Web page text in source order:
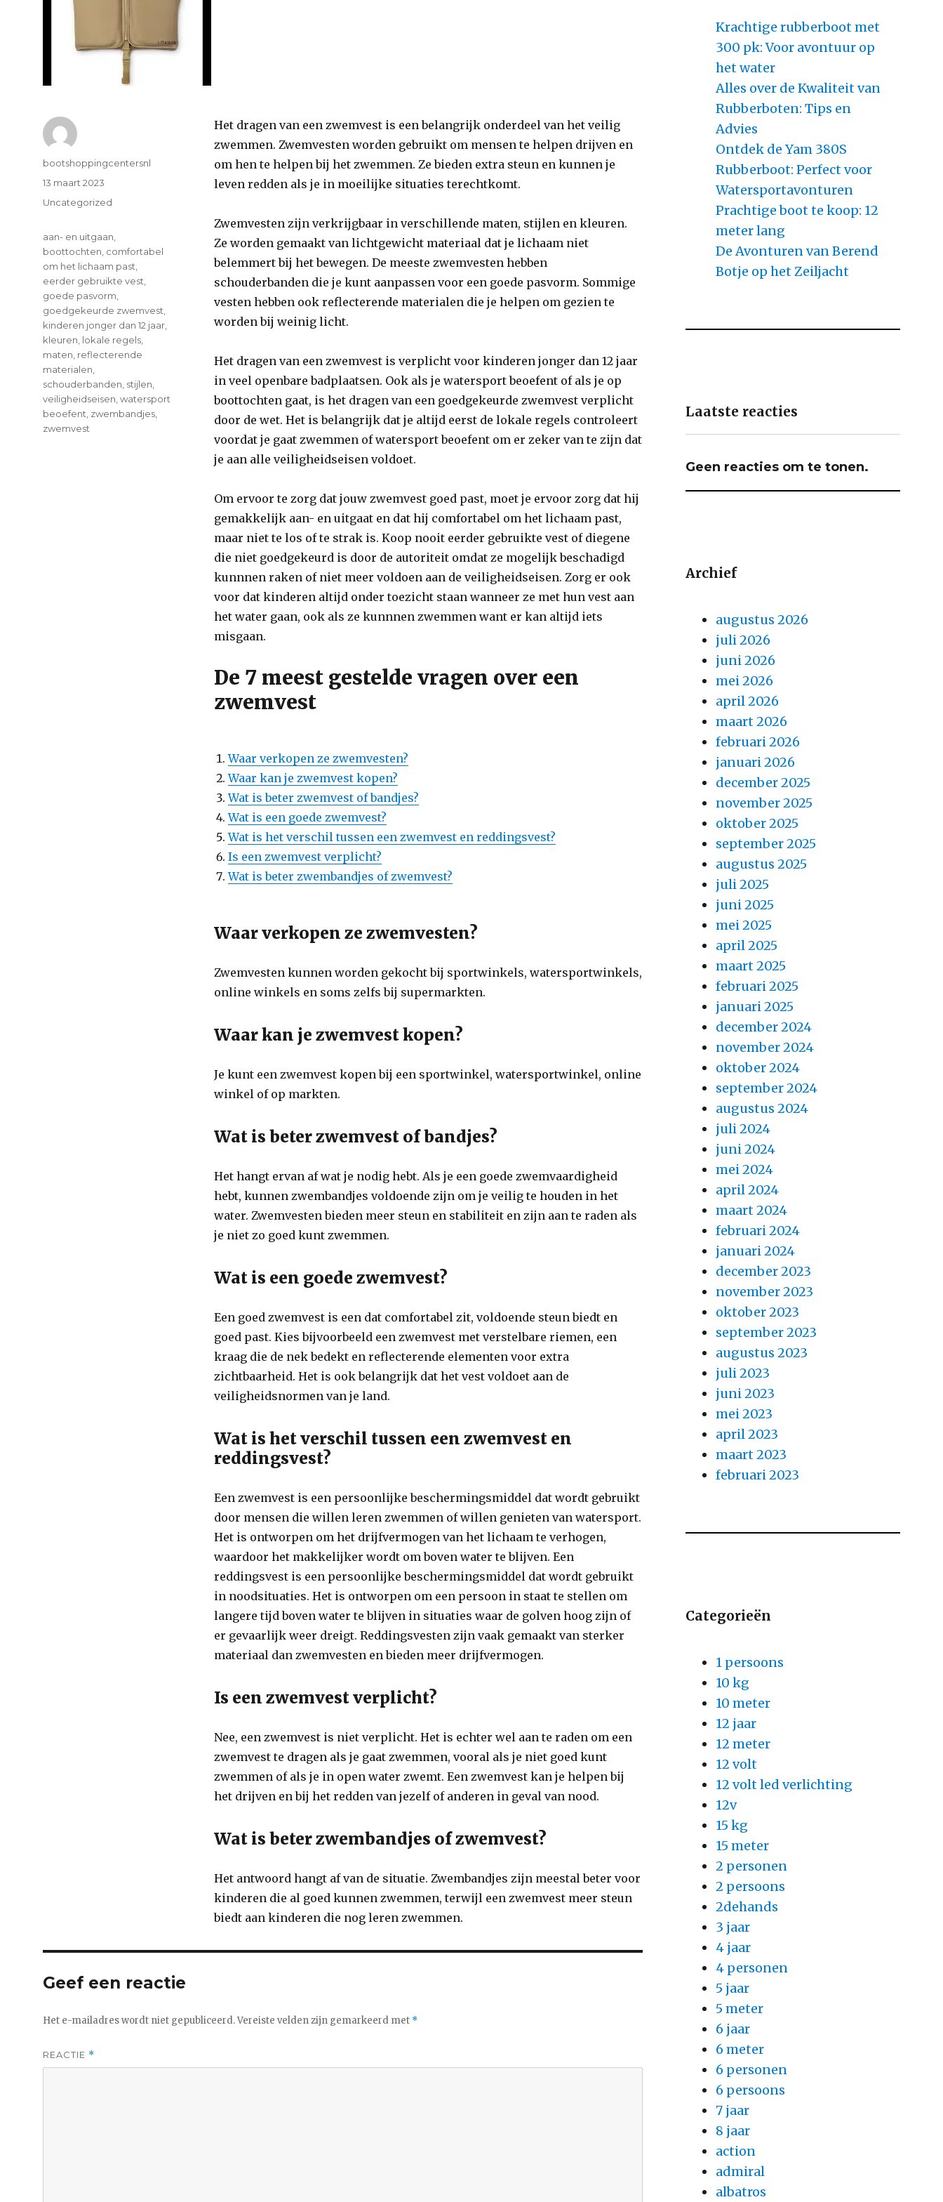
Het dragen van een zwemvest is een belangrijk onderdeel van het veilig
zwemmen. Zwemvesten worden gebruikt om mensen te helpen drijven en
om hen te helpen bij het zwemmen. Ze bieden extra steun en kunnen je
leven redden als je in moeilijke situaties terechtkomt.
Zwemvesten zijn verkrijgbaar in verschillende maten, stijlen en kleuren.
Ze worden gemaakt van lichtgewicht materiaal dat je lichaam niet
belemmert bij het bewegen. De meeste zwemvesten hebben
schouderbanden die je kunt aanpassen voor een goede pasvorm. Sommige
vesten hebben ook reflecterende materialen die je helpen om gezien te
worden bij weinig licht.
Het dragen van een zwemvest is verplicht voor kinderen jonger dan 12 jaar
in veel openbare badplaatsen. Ook als je watersport beoefent of als je op
boottochten gaat, is het dragen van een goedgekeurde zwemvest verplicht
door de wet. Het is belangrijk dat je altijd eerst de lokale regels controleert
voordat je gaat zwemmen of watersport beoefent om er zeker van te zijn dat
je aan alle veiligheidseisen voldoet.
Om ervoor te zorg dat jouw zwemvest goed past, moet je ervoor zorg dat hij
gemakkelijk aan- en uitgaat en dat hij comfortabel om het lichaam past,
maar niet te los of te strak is. Koop nooit eerder gebruikte vest of diegene
die niet goedgekeurd is door de autoriteit omdat ze mogelijk beschadigd
kunnnen raken of niet meer voldoen aan de veiligheidseisen. Zorg er ook
voor dat kinderen altijd onder toezicht staan wanneer ze met hun vest aan
het water gaan, ook als ze kunnnen zwemmen want er kan altijd iets
misgaan.
De 7 meest gestelde vragen over een
zwemvest
Waar verkopen ze zwemvesten?
Waar kan je zwemvest kopen?
Wat is beter zwemvest of bandjes?
Wat is een goede zwemvest?
Wat is het verschil tussen een zwemvest en reddingsvest?
Is een zwemvest verplicht?
Wat is beter zwembandjes of zwemvest?
Waar verkopen ze zwemvesten?
Zwemvesten kunnen worden gekocht bij sportwinkels, watersportwinkels,
online winkels en soms zelfs bij supermarkten.
Waar kan je zwemvest kopen?
Je kunt een zwemvest kopen bij een sportwinkel, watersportwinkel, online
winkel of op markten.
Wat is beter zwemvest of bandjes?
Het hangt ervan af wat je nodig hebt. Als je een goede zwemvaardigheid
hebt, kunnen zwembandjes voldoende zijn om je veilig te houden in het
water. Zwemvesten bieden meer steun en stabiliteit en zijn aan te raden als
je niet zo goed kunt zwemmen.
Wat is een goede zwemvest?
Een goed zwemvest is een dat comfortabel zit, voldoende steun biedt en
goed past. Kies bijvoorbeeld een zwemvest met verstelbare riemen, een
kraag die de nek bedekt en reflecterende elementen voor extra
zichtbaarheid. Het is ook belangrijk dat het vest voldoet aan de
veiligheidsnormen van je land.
Wat is het verschil tussen een zwemvest en
reddingsvest?
Een zwemvest is een persoonlijke beschermingsmiddel dat wordt gebruikt
door mensen die willen leren zwemmen of willen genieten van watersport.
Het is ontworpen om het drijfvermogen van het lichaam te verhogen,
waardoor het makkelijker wordt om boven water te blijven. Een
reddingsvest is een persoonlijke beschermingsmiddel dat wordt gebruikt
in noodsituaties. Het is ontworpen om een persoon in staat te stellen om
langere tijd boven water te blijven in situaties waar de golven hoog zijn of
er gevaarlijk weer dreigt. Reddingsvesten zijn vaak gemaakt van sterker
materiaal dan zwemvesten en bieden meer drijfvermogen.
Is een zwemvest verplicht?
Nee, een zwemvest is niet verplicht. Het is echter wel aan te raden om een
zwemvest te dragen als je gaat zwemmen, vooral als je niet goed kunt
zwemmen of als je in open water zwemt. Een zwemvest kan je helpen bij
het drijven en bij het redden van jezelf of anderen in geval van nood.
Wat is beter zwembandjes of zwemvest?
Het antwoord hangt af van de situatie. Zwembandjes zijn meestal beter voor
kinderen die al goed kunnen zwemmen, terwijl een zwemvest meer steun
biedt aan kinderen die nog leren zwemmen.
Author
bootshoppingcentersnl
Posted
13 maart 2023
Categories
Uncategorized
Tags
aan- en uitgaan
boottochten comfortabel
om het lichaam past
eerder gebruikte vest
goede pasvorm
goedgekeurde zwemvest
kinderen jonger dan 12 jaar
kleuren lokale regels
maten reflecterende
materialen
schouderbanden stijlen
veiligheidseisen ,watersport
beoefent zwembandjes
zwemvest
Geef een reactie
Het e-mailadres wordt niet gepubliceerd.Vereiste velden zijn gemarkeerd met *
REACTIE *
Krachtige rubberboot met
300 pk: Voor avontuur op
het water
Alles over de Kwaliteit van
Rubberboten: Tips en
Advies
Ontdek de Yam 380S
Rubberboot: Perfect voor
Watersportavonturen
Prachtige boot te koop: 12
meter lang
De Avonturen van Berend
Botje op het Zeiljacht
Laatste reacties
Geen reacties om te tonen.
Archief
augustus 2026
juli 2026
juni 2026
mei 2026
april 2026
maart 2026
februari 2026
januari 2026
december 2025
november 2025
oktober 2025
september 2025
augustus 2025
juli 2025
juni 2025
mei 2025
april 2025
maart 2025
februari 2025
januari 2025
december 2024
november 2024
oktober 2024
september 2024
augustus 2024
juli 2024
juni 2024
mei 2024
april 2024
maart 2024
februari 2024
januari 2024
december 2023
november 2023
oktober 2023
september 2023
augustus 2023
juli 2023
juni 2023
mei 2023
april 2023
maart 2023
februari 2023
Categorieën
1 persoons
10 kg
10 meter
12 jaar
12 meter
12 volt
12 volt led verlichting
12v
15 kg
15 meter
2 personen
2 persoons
2dehands
3 jaar
4 jaar
4 personen
5 jaar
5 meter
6 jaar
6 meter
6 personen
6 persoons
7 jaar
8 jaar
action
admiral
albatros